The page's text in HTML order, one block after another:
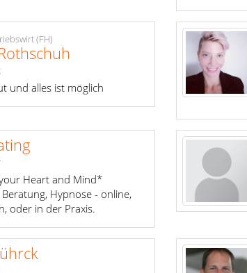
(FH)
und alles ist möglich
Heart and Mind*
Beratung, Hypnose - online,
oder in der Praxis.